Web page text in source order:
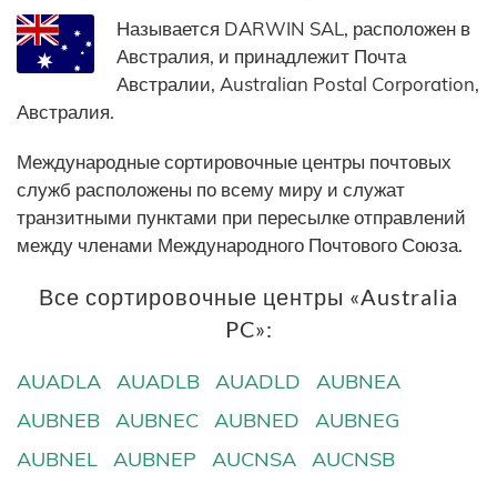
Называется DARWIN SAL, расположен в
Австралия, и принадлежит Почта
Австралии, Australian Postal Corporation,
Австралия.
Международные сортировочные центры почтовых
служб расположены по всему миру и служат
транзитными пунктами при пересылке отправлений
между членами Международного Почтового Союза.
Все сортировочные центры «Australia
PC»:
AUADLA AUADLB AUADLD
AUBNEA
AUBNEB
AUBNEC AUBNED
AUBNEG
AUBNEL
AUBNEP AUCNSA
AUCNSB